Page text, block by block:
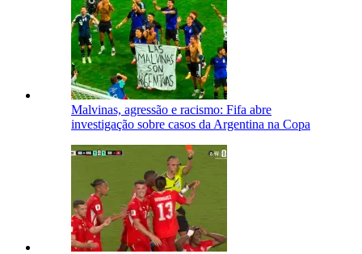
Malvinas, agressão e racismo: Fifa abre
investigação sobre casos da Argentina na Copa